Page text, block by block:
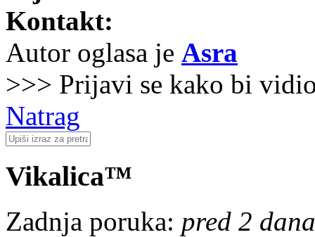
Kontakt:
Autor oglasa je Asra
>>> Prijavi se kako bi
Natrag
Vikalica™
Zadnja poruka: pred 2